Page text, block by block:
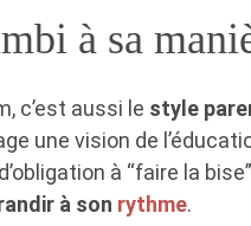
à sa
c’est aussi le style
une vision de
à “faire la
à son rythme.